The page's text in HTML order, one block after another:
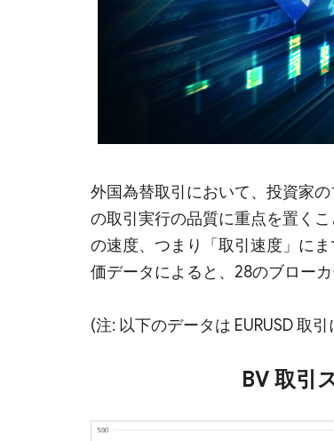
外国為替取引において、投資家
の取引実行の品質に重点を置く
の速度、つまり「取引速度」に
価データによると、28のブロー
(注: 以下のデータは EURUSD 取
BV 取引